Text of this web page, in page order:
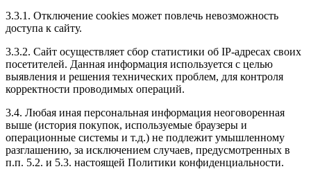
3.3.1. Отключение cookies может повлечь невозможность
доступа к сайту.
3.3.2. Сайт осуществляет сбор статистики об IP-адресах своих
посетителей. Данная информация используется с целью
выявления и решения технических проблем, для контроля
корректности проводимых операций.
3.4. Любая иная персональная информация неоговоренная
выше (история покупок, используемые браузеры и
операционные системы и т.д.) не подлежит умышленному
разглашению, за исключением случаев, предусмотренных в
п.п. 5.2. и 5.3. настоящей Политики конфиденциальности.